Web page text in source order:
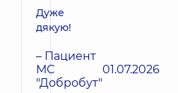
Дуже
дякую!
– Пациент
МС
"Добробут"
01.07.2026